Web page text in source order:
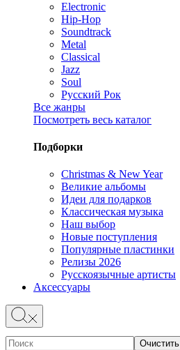
Electronic
Hip-Hop
Soundtrack
Metal
Classical
Jazz
Soul
Русский Рок
Все жанры
Посмотреть весь каталог
Подборки
Christmas & New Year
Великие альбомы
Идеи для подарков
Классическая музыка
Наш выбор
Новые поступления
Популярные пластинки
Релизы 2026
Русскоязычные артисты
Аксессуары
Очистить